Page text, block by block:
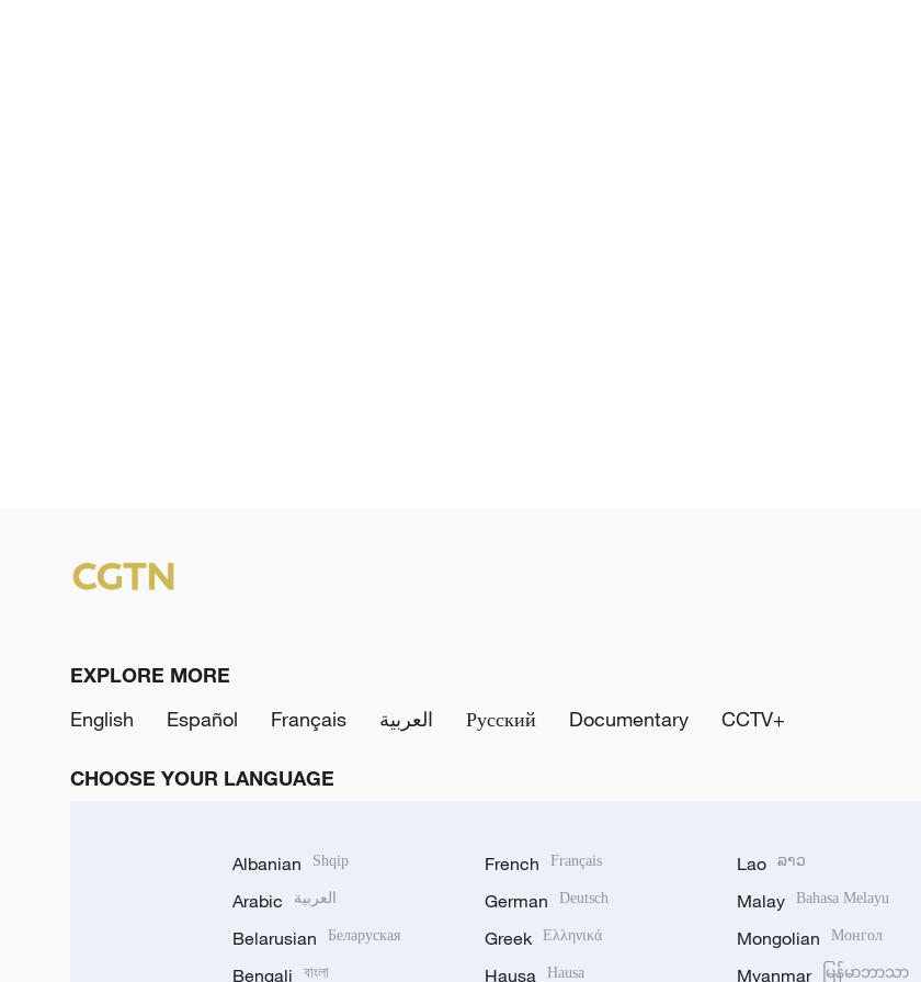
EXPLORE MORE
English
Español Français العربية Русский Documentary CCTV+
CHOOSE YOUR LANGUAGE
Albanian Shqip
Arabic العربية
Belarusian Беларуская
Bengali বাংলা
French Français
German Deutsch
Greek Ελληνικά
Hausa Hausa
Lao ລາວ
Malay Bahasa Melayu
Mongolian Монгол
Myanmar မြန်မာဘာသာ